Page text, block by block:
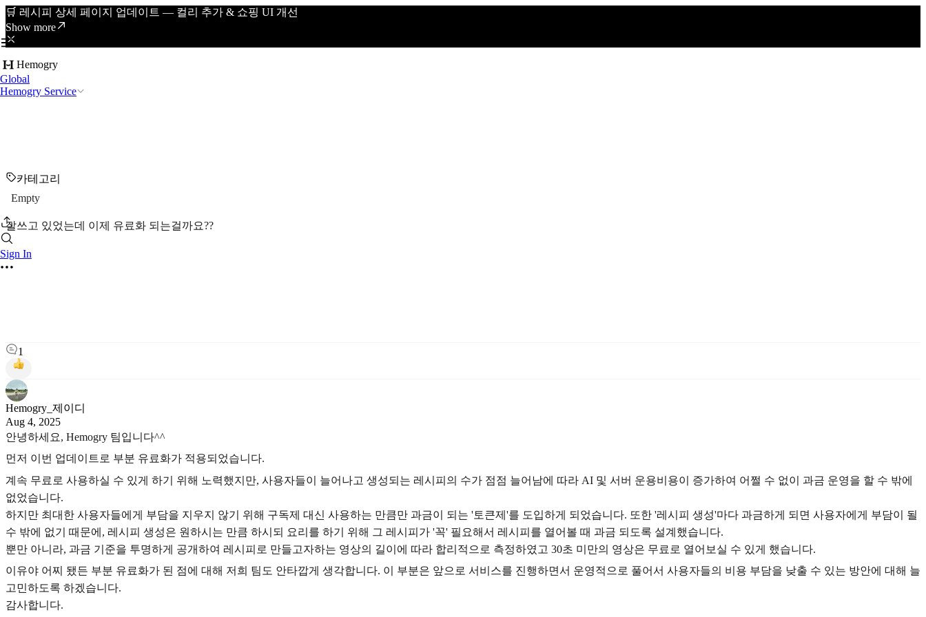
🛒 레시피 상세 페이지 업데이트 — 컬리 추가 & 쇼핑 UI 개선
Show more
Hemogry
Global
Hemogry Service
Sign In
카테고리
Empty
잘쓰고 있었는데 이제 유료화 되는걸까요??
1
Hemogry_제이디
Aug 4, 2025
안녕하세요, Hemogry 팀입니다^^
먼저 이번 업데이트로 부분 유료화가 적용되었습니다.
계속 무료로 사용하실 수 있게 하기 위해 노력했지만, 사용자들이 늘어나고 생성되는 레시피의 수가 점점 늘어남에 따라 AI 및 서버 운용비용이 증가하여 어쩔 수 없이 과금 운영을 할 수 밖에
없었습니다.
하지만 최대한 사용자들에게 부담을 지우지 않기 위해 구독제 대신 사용하는 만큼만 과금이 되는 '토큰제'를 도입하게 되었습니다. 또한 '레시피 생성'마다 과금하게 되면 사용자에게 부담이 될
수 밖에 없기 때문에, 레시피 생성은 원하시는 만큼 하시되 요리를 하기 위해 그 레시피가 '꼭' 필요해서 레시피를 열어볼 때 과금 되도록 설계했습니다.
뿐만 아니라, 과금 기준을 투명하게 공개하여 레시피로 만들고자하는 영상의 길이에 따라 합리적으로 측정하였고 30초 미만의 영상은 무료로 열어보실 수 있게 했습니다.
이유야 어찌 됐든 부분 유료화가 된 점에 대해 저희 팀도 안타깝게 생각합니다. 이 부분은 앞으로 서비스를 진행하면서 운영적으로 풀어서 사용자들의 비용 부담을 낮출 수 있는 방안에 대해 늘
고민하도록 하겠습니다.
감사합니다.